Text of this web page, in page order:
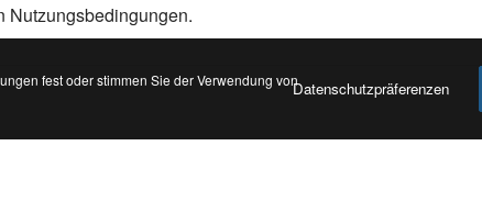
Nutzungsbedingungen.
fest oder stimmen Sie der Verwendung vonDatenschutzpräferenzen